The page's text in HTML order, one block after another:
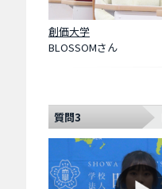
創価大学
BLOSSOMさん
質問3